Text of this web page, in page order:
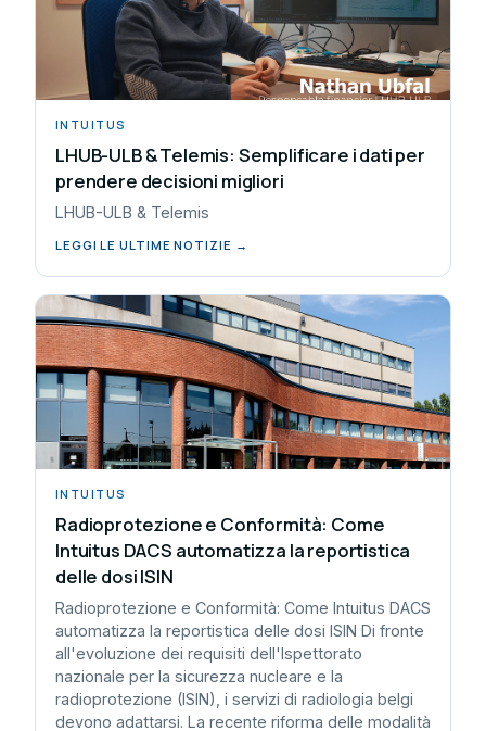
INTUITUS
LHUB-ULB & Telemis: Semplificare i dati per
prendere decisioni migliori
LHUB-ULB & Telemis
LEGGI LE ULTIME NOTIZIE →
INTUITUS
Radioprotezione e Conformità: Come
Intuitus DACS automatizza la reportistica
delle dosi ISIN
Radioprotezione e Conformità: Come Intuitus DACS
automatizza la reportistica delle dosi ISIN Di fronte
all'evoluzione dei requisiti dell'Ispettorato
nazionale per la sicurezza nucleare e la
radioprotezione (ISIN), i servizi di radiologia belgi
devono adattarsi. La recente riforma delle modalità